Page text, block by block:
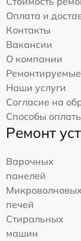
Оплата и
Контакты
Вакансии
О компании
Наши услуги
Согласие на
Способы
Ремонт
Варочных
панелей
печей
Стиральных
машин